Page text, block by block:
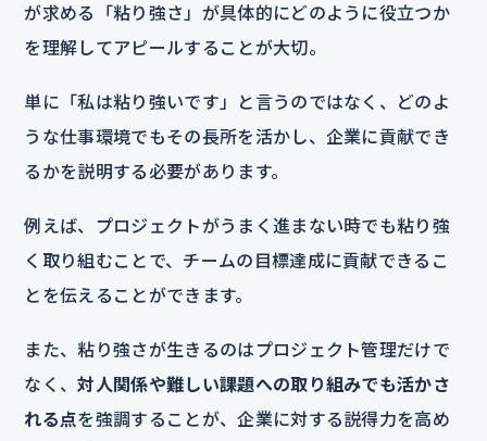
が求める「粘り強さ」が具体的にどのように役立つか
を理解してアピールすることが大切。
単に「私は粘り強いです」と言うのではなく、どのよ
うな仕事環境でもその長所を活かし、企業に貢献でき
るかを説明する必要があります。
例えば、プロジェクトがうまく進まない時でも粘り強
く取り組むことで、チームの目標達成に貢献できるこ
とを伝えることができます。
また、粘り強さが生きるのはプロジェクト管理だけで
なく、対人関係や難しい課題への取り組みでも活かさ
れる点を強調することが、企業に対する説得力を高め